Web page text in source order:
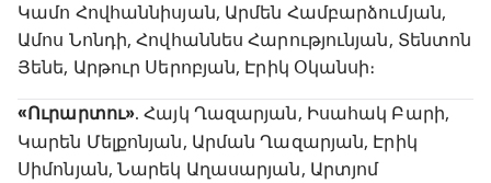
Կամո Հովհաննիսյան, Արմեն Համբարձումյան,
Ամոս Նոնդի, Հովհաննես Հարությունյան, Տենտոն
Յենե, Արթուր Սերոբյան, Էրիկ Օկանսի։
«Ուրարտու». Հայկ Ղազարյան, Իսահակ Բարի,
Կարեն Մելքոնյան, Արման Ղազարյան, Էրիկ
Սիմոնյան, Նարեկ Աղասարյան, Արտյոմ